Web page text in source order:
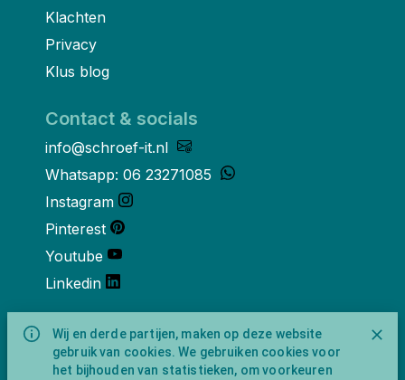
Wij en derde partijen, maken op deze website
gebruik van cookies. We gebruiken cookies voor
het bijhouden van statistieken, om voorkeuren
Klachten
Privacy
Klus blog
Contact & socials
info@schroef-it.nl
Whatsapp: 06 23271085
Instagram
Pinterest
Youtube
Linkedin
Over ons
Schroef-it is een handelsnaam van